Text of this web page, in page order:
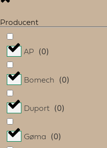
Producent
AP (0)
Bomech (0)
Duport (0)
Gøma (0)